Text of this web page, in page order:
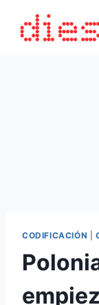
contenido
CODIFICACIÓN